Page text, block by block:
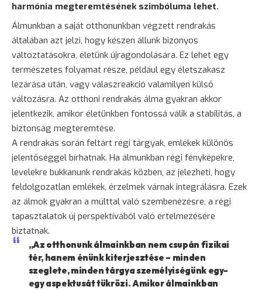
harmónia megteremtésének szimbóluma lehet.
Álmunkban a saját otthonunkban végzett rendrakás
általában azt jelzi, hogy készen állunk bizonyos
változtatásokra, életünk újragondolására. Ez lehet egy
természetes folyamat része, például egy életszakasz
lezárása után, vagy válaszreakció valamilyen külső
változásra. Az otthoni rendrakás álma gyakran akkor
jelentkezik, amikor életünkben fontossá válik a stabilitás, a
biztonság megteremtése.
A rendrakás során feltárt régi tárgyak, emlékek különös
jelentőséggel bírhatnak. Ha álmunkban régi fényképekre,
levelekre bukkanunk rendrakás közben, az jelezheti, hogy
feldolgozatlan emlékek, érzelmek várnak integrálásra. Ezek
az álmok gyakran a múlttal való szembenézésre, a régi
tapasztalatok új perspektívából való értelmezésére
biztatnak.
„Az otthonunk álmainkban nem csupán fizikai
tér, hanem énünk kiterjesztése – minden
szeglete, minden tárgya személyiségünk egy-
egy aspektusát tükrözi. Amikor álmainkban